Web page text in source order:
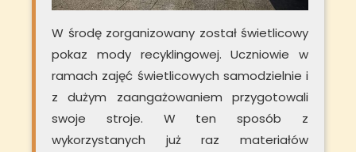
W środę zorganizowany został świetlicowy
pokaz mody recyklingowej. Uczniowie w
ramach zajęć świetlicowych samodzielnie i
z dużym zaangażowaniem przygotowali
swoje stroje. W ten sposób z
wykorzystanych już raz materiałów